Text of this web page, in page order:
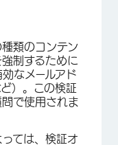
類のコンテン
制するために
なメールアド
）。この検証
で使用されま
っては、検証オ